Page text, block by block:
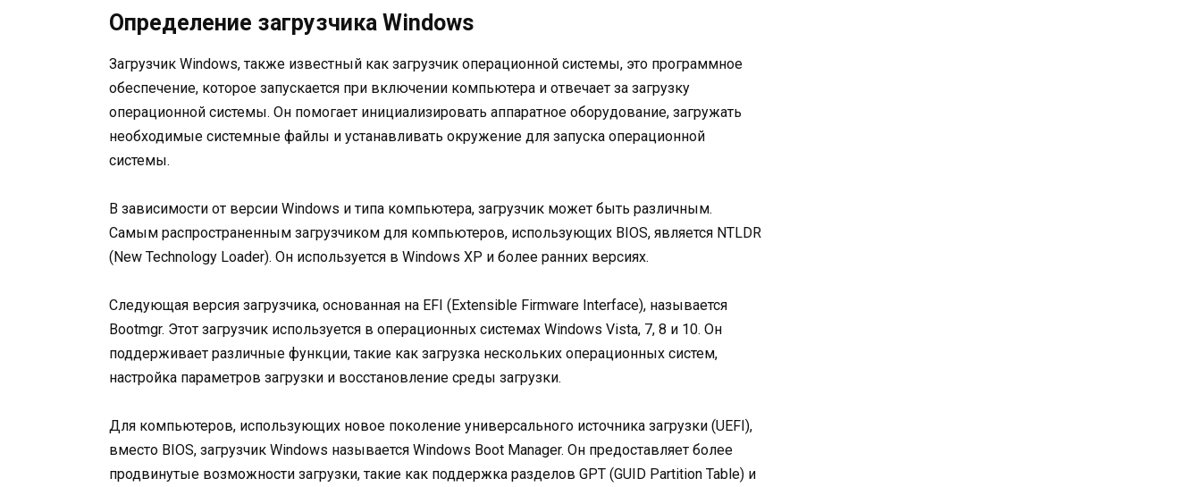
Определение загрузчика Windows
Загрузчик Windows, также известный как загрузчик операционной системы, это программное
обеспечение, которое запускается при включении компьютера и отвечает за загрузку
операционной системы. Он помогает инициализировать аппаратное оборудование, загружать
необходимые системные файлы и устанавливать окружение для запуска операционной
системы.
В зависимости от версии Windows и типа компьютера, загрузчик может быть различным.
Самым распространенным загрузчиком для компьютеров, использующих BIOS, является NTLDR
(New Technology Loader). Он используется в Windows XP и более ранних версиях.
Следующая версия загрузчика, основанная на EFI (Extensible Firmware Interface), называется
Bootmgr. Этот загрузчик используется в операционных системах Windows Vista, 7, 8 и 10. Он
поддерживает различные функции, такие как загрузка нескольких операционных систем,
настройка параметров загрузки и восстановление среды загрузки.
Для компьютеров, использующих новое поколение универсального источника загрузки (UEFI),
вместо BIOS, загрузчик Windows называется Windows Boot Manager. Он предоставляет более
продвинутые возможности загрузки, такие как поддержка разделов GPT (GUID Partition Table) и